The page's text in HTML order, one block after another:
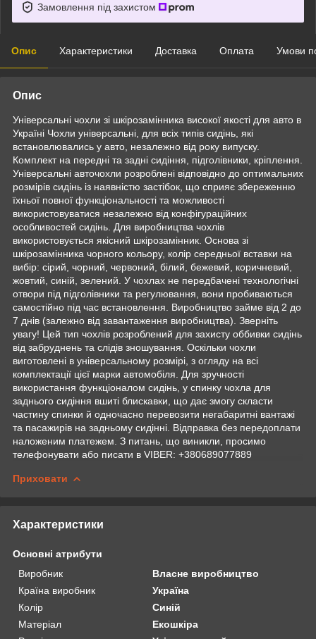
Замовлення під захистом
Опис Характеристики Доставка Оплата Умови
Опис
Універсальні чохли зі шкірозамінника високої якості для авто в
Україні Чохли універсальні, для всіх типів сидінь, які
встановлювались у авто, незалежно від року випуску.
Комплект на передні та задні сидіння, підголівники, кріплення.
Універсальні авточохли розроблені відповідно до оптимальних
розмірів сидінь із наявністю застібок, що сприяє збереженню
їхньої повної функціональності та можливості
використовуватися незалежно від конфігураційних
особливостей сидінь. Для виробництва чохлів
використовується якісний шкірозамінник. Основа зі
шкірозамінника чорного кольору, колір середньої вставки на
вибір: сірий, чорний, червоний, білий, бежевий, коричневий,
жовтий, синій, зелений. У чохлах не передбачені технологічні
отвори під підголівники та регулювання, вони пробиваються
самостійно під час встановлення. Виробництво займе від 2 до
7 днів (залежно від завантаження виробництва). Зверніть
увагу! Цей тип чохлів розроблений для захисту оббивки сидінь
від забруднень та слідів зношування. Оскільки чохли
виготовлені в універсальному розмірі, з огляду на всі
комплектації цієї марки автомобіля. Для зручності
використання функціоналом сидінь, у спинку чохла для
заднього сидіння вшиті блискавки, що дає змогу скласти
частину спинки й одночасно перевозити негабаритні вантажі
та пасажирів на задньому сидінні. Відправка без передоплати
наложеним платежем. З питань, що виникли, просимо
телефонувати або писати в VIBER: +380689077889
Приховати
Характеристики
Основні атрибути
Виробник
Власне виробництво
Країна виробник
Україна
Колір
Синій
Матеріал
Екошкіра